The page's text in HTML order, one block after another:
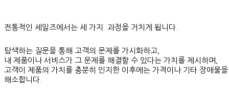
전통적인 세일즈에서는 세 가지 과정을 거치게 됩니다.
탐색하는 질문을 통해 고객의 문제를 가시화하고,
내 제품이나 서비스가 그 문제를 해결할 수 있다는 가치를 제시하며,
고객이 제품의 가치를 충분히 인지한 이후에는 가격이나 기타 장애물을
해소합니다.